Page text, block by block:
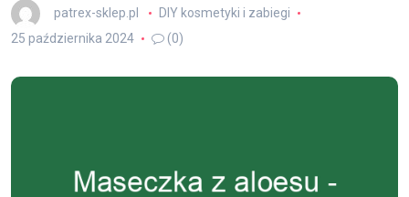
patrex-sklep.pl
DIY kosmetyki i zabiegi
25 października 2024
(0)